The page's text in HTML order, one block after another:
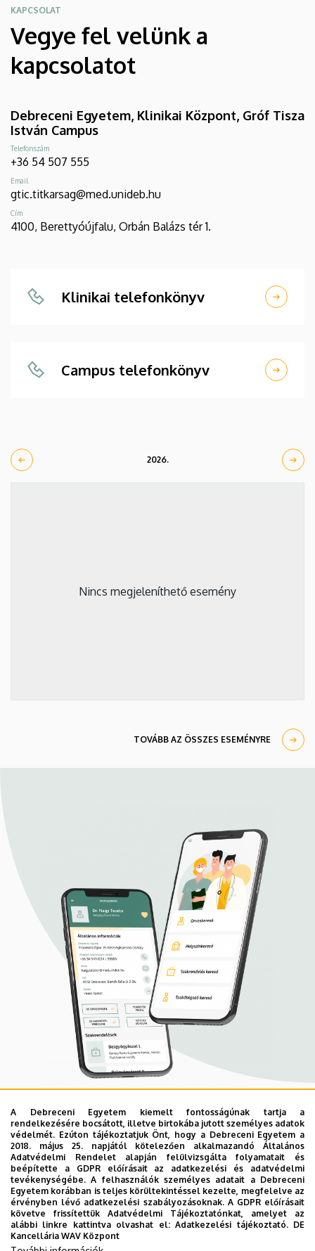
KAPCSOLAT
Vegye fel velünk a
kapcsolatot
Debreceni Egyetem, Klinikai Központ, Gróf Tisza
István Campus
Telefonszám
+36 54 507 555
Email
gtic.titkarsag@med.unideb.hu
Cím
4100, Berettyóújfalu, Orbán Balázs tér 1.
Klinikai telefonkönyv
Campus telefonkönyv
2026.
Nincs megjeleníthető esemény
TOVÁBB AZ ÖSSZES ESEMÉNYRE
Mobil App
UD Mediversity app
Az UD Mediversity mobilalkalmazás a Debreceni Egyetem
előremutató fejlesztése, melynek célja, hogy a betegek
és a hozzátartozók egyszerűen, gyorsan
eligazodhassanak a Klinikai Központ szolgáltatásai
között, mert az Ön egészsége a mi prioritásunk. A
A Debreceni Egyetem kiemelt fontosságúnak tartja a
rendelkezésére bocsátott, illetve birtokába jutott személyes adatok
védelmét. Ezúton tájékoztatjuk Önt, hogy a Debreceni Egyetem a
2018. május 25. napjától kötelezően alkalmazandó Általános
Adatvédelmi Rendelet alapján felülvizsgálta folyamatait és
beépítette a GDPR előírásait az adatkezelési és adatvédelmi
tevékenységébe. A felhasználók személyes adatait a Debreceni
Egyetem korábban is teljes körültekintéssel kezelte, megfelelve az
érvényben lévő adatkezelési szabályozásoknak. A GDPR előírásait
követve frissítettük Adatvédelmi Tájékoztatónkat, amelyet az
alábbi linkre kattintva olvashat el:Adatkezelési tájékoztató. DE
Kancellária WAV Központ